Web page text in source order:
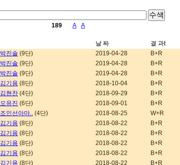
189 A A
날 짜 결 과t
박진솔 (9단) 2019-04-28
B+R
박진솔 (9단) 2019-04-28
B+R
박진솔 (9단) 2019-04-28
B+R
김기용 (8단) 2018-10-04
B+R
김현찬 (4단) 2018-09-29
B+R
오유진 (6단) 2018-09-01
B+R
조인선아마.. (4단) 2018-08-25
W+R
김기용 (8단) 2018-08-22
B+R
김기용 (8단) 2018-08-22
B+R
김기용 (8단) 2018-08-22
B+R
김기용 (8단) 2018-08-22
B+R
김기용 (8단) 2018-08-22
B+R